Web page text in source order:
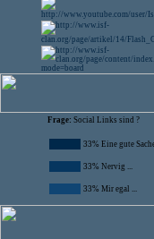
Frage: Social Links sind ?
33% Eine gute
33% Nervig ...
33% Mir egal ...